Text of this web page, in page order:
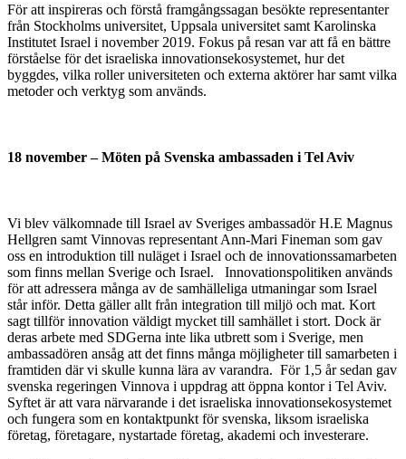
För att inspireras och förstå framgångssagan besökte representanter
från Stockholms universitet, Uppsala universitet samt Karolinska
Institutet Israel i november 2019. Fokus på resan var att få en bättre
förståelse för det israeliska innovationsekosystemet, hur det
byggdes, vilka roller universiteten och externa aktörer har samt vilka
metoder och verktyg som används.
18 november – Möten på Svenska ambassaden i Tel Aviv
Vi blev välkomnade till Israel av Sveriges ambassadör H.E Magnus
Hellgren samt Vinnovas representant Ann-Mari Fineman som gav
oss en introduktion till nuläget i Israel och de innovationssamarbeten
som finns mellan Sverige och Israel. Innovationspolitiken används
för att adressera många av de samhälleliga utmaningar som Israel
står inför. Detta gäller allt från integration till miljö och mat. Kort
sagt tillför innovation väldigt mycket till samhället i stort. Dock är
deras arbete med SDGerna inte lika utbrett som i Sverige, men
ambassadören ansåg att det finns många möjligheter till samarbeten i
framtiden där vi skulle kunna lära av varandra. För 1,5 år sedan gav
svenska regeringen Vinnova i uppdrag att öppna kontor i Tel Aviv.
Syftet är att vara närvarande i det israeliska innovationsekosystemet
och fungera som en kontaktpunkt för svenska, liksom israeliska
företag, företagare, nystartade företag, akademi och investerare.